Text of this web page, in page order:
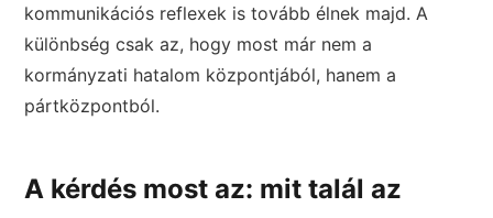
kommunikációs reflexek is tovább élnek majd. A
különbség csak az, hogy most már nem a
kormányzati hatalom központjából, hanem a
pártközpontból.
A kérdés most az: mit talál az